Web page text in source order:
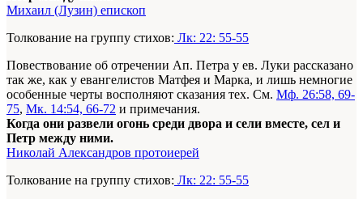
Михаил (Лузин) епископ
Толкование на группу стихов: Лк: 22: 55-55
Повествование об отречении Ап. Петра у ев. Луки рассказано
так же, как у евангелистов Матфея и Марка, и лишь немногие
особенные черты восполняют сказания тех. См. Мф. 26:58, 69-
75, Мк. 14:54, 66-72 и примечания.
Когда они развели огонь среди двора и сели вместе, сел и
Петр между ними.
Николай Александров протоиерей
Толкование на группу стихов: Лк: 22: 55-55